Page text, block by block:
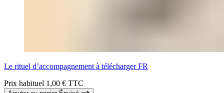
Le rituel d’accompagnement à télécharger FR
Prix habituel 1,00 € TTC